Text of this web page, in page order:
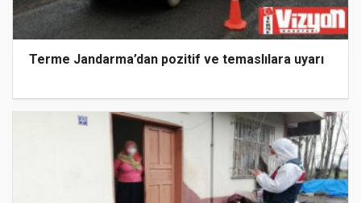
Terme Jandarma’dan pozitif ve temaslılara uyarı